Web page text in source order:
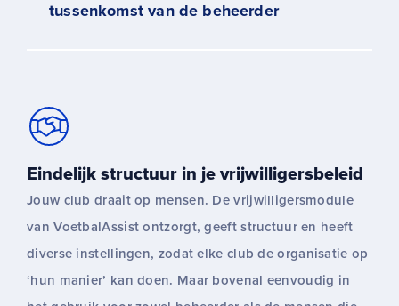
tussenkomst van de beheerder
Eindelijk structuur in je vrijwilligersbeleid
Jouw club draait op mensen. De vrijwilligersmodule
van VoetbalAssist ontzorgt, geeft structuur en heeft
diverse instellingen, zodat elke club de organisatie op
‘hun manier’ kan doen. Maar bovenal eenvoudig in